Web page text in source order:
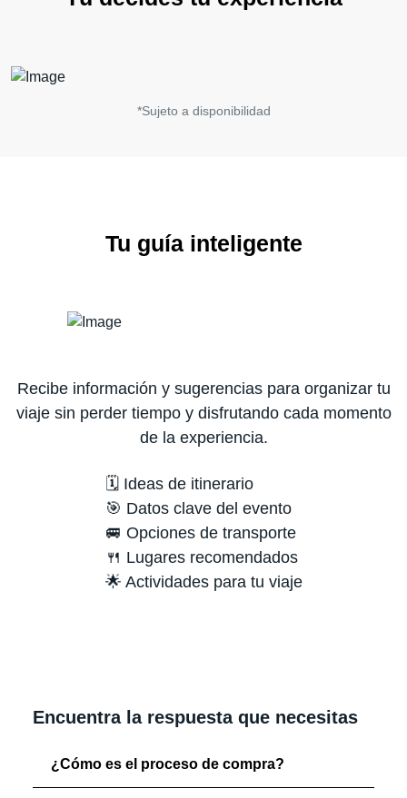
*Sujeto a disponibilidad
Tu guía inteligente
Recibe información y sugerencias para organizar tu
viaje sin perder tiempo y disfrutando cada momento
de la experiencia.
🗓️ Ideas de itinerario
🎯 Datos clave del evento
🚐 Opciones de transporte
🍴 Lugares recomendados
🌟 Actividades para tu viaje
Encuentra la respuesta que necesitas
¿Cómo es el proceso de compra?